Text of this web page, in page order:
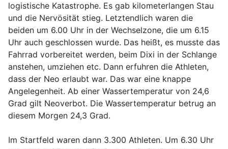
logistische Katastrophe. Es gab kilometerlangen Stau
und die Nervösität stieg. Letztendlich waren die
beiden um 6.00 Uhr in der Wechselzone, die um 6.15
Uhr auch geschlossen wurde. Das heißt, es musste das
Fahrrad vorbereitet werden, beim Dixi in der Schlange
anstehen, umziehen etc. Dann erfuhren die Athleten,
dass der Neo erlaubt war. Das war eine knappe
Angelegenheit. Ab einer Wassertemperatur von 24,6
Grad gilt Neoverbot. Die Wassertemperatur betrug an
diesem Morgen 24,3 Grad.
Im Startfeld waren dann 3.300 Athleten. Um 6.30 Uhr